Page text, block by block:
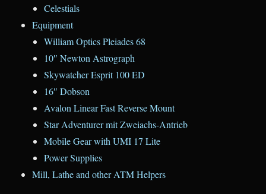
Celestials
Equipment
William Optics Pleiades 68
10″ Newton Astrograph
Skywatcher Esprit 100 ED
16″ Dobson
Avalon Linear Fast Reverse Mount
Star Adventurer mit Zweiachs-Antrieb
Mobile Gear with UMI 17 Lite
Power Supplies
Mill, Lathe and other ATM Helpers